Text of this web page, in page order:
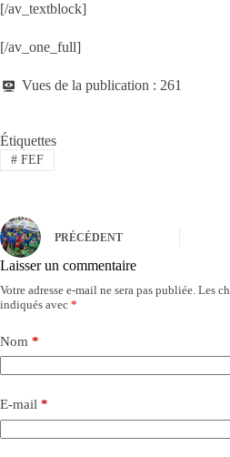
[/av_textblock]
[/av_one_full]
Vues de la publication : 261
Étiquettes
#FEF
PRÉCÉDENT
Laisser un commentaire
Votre adresse e-mail ne sera pas publiée. Les
indiqués avec *
Nom *
E-mail *